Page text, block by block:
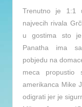
Trenutno je 1:1
najvecih rivala
u gostima sto
Panatha ima
pobjedu na
meca propustio
amerikanca Mike
odigrati jer je